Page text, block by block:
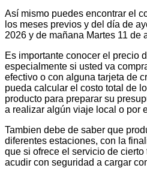
Así mismo puedes encontrar el
los meses previos y del día de
2026 y de mañana Martes 11 de
Es importante conocer el precio
especialmente si usted va
efectivo o con alguna tarjeta de
pueda calcular el costo total de
producto para preparar su
a realizar algún viaje local o por
Tambien debe de saber que
diferentes estaciones, con la
que si ofrece el servicio de
acudir con seguridad a cargar